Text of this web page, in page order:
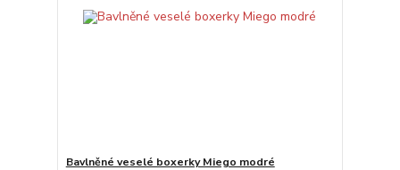
Bavlněné veselé boxerky Miego modré